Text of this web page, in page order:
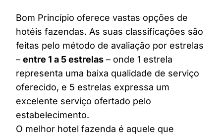
Bom Princípio oferece vastas opções de
hotéis fazendas. As suas classificações são
feitas pelo método de avaliação por estrelas
– entre 1 a 5 estrelas – onde 1 estrela
representa uma baixa qualidade de serviço
oferecido, e 5 estrelas expressa um
excelente serviço ofertado pelo
estabelecimento.
O melhor hotel fazenda é aquele que